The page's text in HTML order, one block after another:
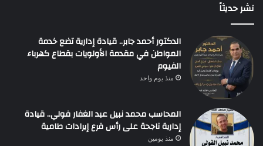
نشر حديثاً
الدكتور أحمد جابر.. قيادة إدارية تضع خدمة
المواطن في مقدمة الأولويات بقطاع كهرباء
الفيوم
منذ يوم واحد
المحاسب محمد نبيل عبد الغفار فولي.. قيادة
إدارية ناجحة على رأس فرع إيرادات طامية
منذ يومين